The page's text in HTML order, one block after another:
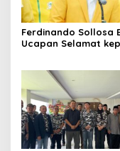
Ferdinando Sollosa
Ucapan Selamat